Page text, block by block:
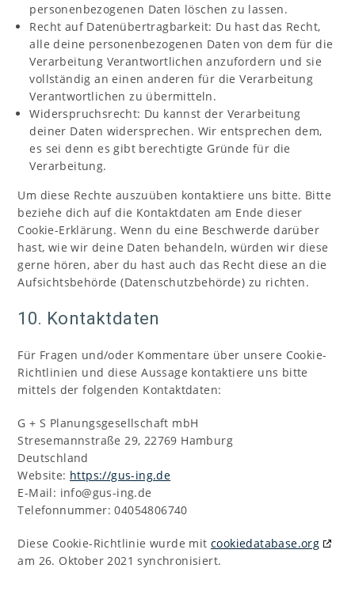
personenbezogenen Daten löschen zu lassen.
Recht auf Datenübertragbarkeit: Du hast das Recht,
alle deine personenbezogenen Daten von dem für die
Verarbeitung Verantwortlichen anzufordern und sie
vollständig an einen anderen für die Verarbeitung
Verantwortlichen zu übermitteln.
Widerspruchsrecht: Du kannst der Verarbeitung
deiner Daten widersprechen. Wir entsprechen dem,
es sei denn es gibt berechtigte Gründe für die
Verarbeitung.
Um diese Rechte auszuüben kontaktiere uns bitte. Bitte
beziehe dich auf die Kontaktdaten am Ende dieser
Cookie-Erklärung. Wenn du eine Beschwerde darüber
hast, wie wir deine Daten behandeln, würden wir diese
gerne hören, aber du hast auch das Recht diese an die
Aufsichtsbehörde (Datenschutzbehörde) zu richten.
10. Kontaktdaten
Für Fragen und/oder Kommentare über unsere Cookie-
Richtlinien und diese Aussage kontaktiere uns bitte
mittels der folgenden Kontaktdaten:
G + S Planungsgesellschaft mbH
Stresemannstraße 29, 22769 Hamburg
Deutschland
Website: https://gus-ing.de
E-Mail: info@gus-ing.de
Telefonnummer: 04054806740
Diese Cookie-Richtlinie wurde mitcookiedatabase.org
am 26. Oktober 2021 synchronisiert.